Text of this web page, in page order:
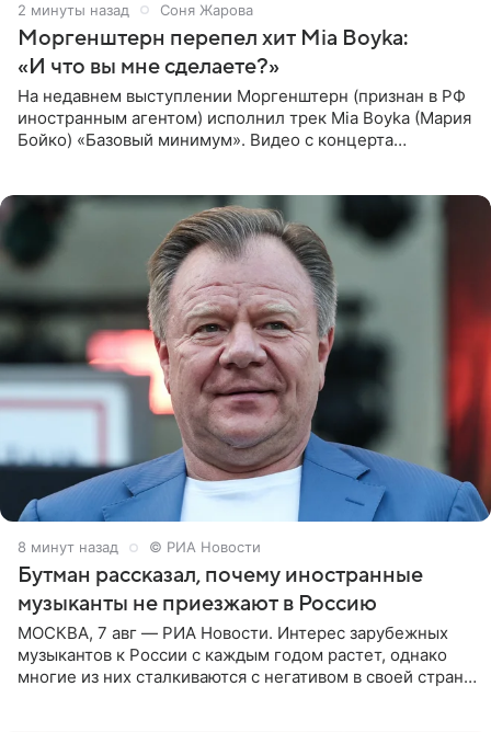
2 минуты назад Соня Жарова
Моргенштерн перепел хит Mia Boyka:
«И что вы мне сделаете?»
На недавнем выступлении Моргенштерн (признан в РФ
иностранным агентом) исполнил трек Mia Boyka (Мария
Бойко) «Базовый минимум». Видео с концерта
8 минут назад © РИА Новости
Бутман рассказал, почему иностранные
музыканты не приезжают в Россию
МОСКВА, 7 авг — РИА Новости. Интерес зарубежных
музыкантов к России с каждым годом растет, однако
многие из них сталкиваются с негативом в своей стране